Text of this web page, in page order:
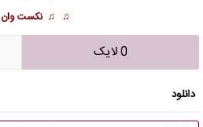
♫ ♫ نکست وان
0 لایک
دانلود